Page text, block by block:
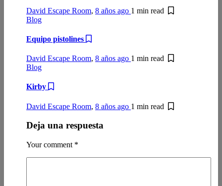
David Escape Room, 8 años ago 1 min read
Blog
Equipo pistolines
David Escape Room, 8 años ago 1 min read
Blog
Kirby
David Escape Room, 8 años ago 1 min read
Deja una respuesta
Your comment *